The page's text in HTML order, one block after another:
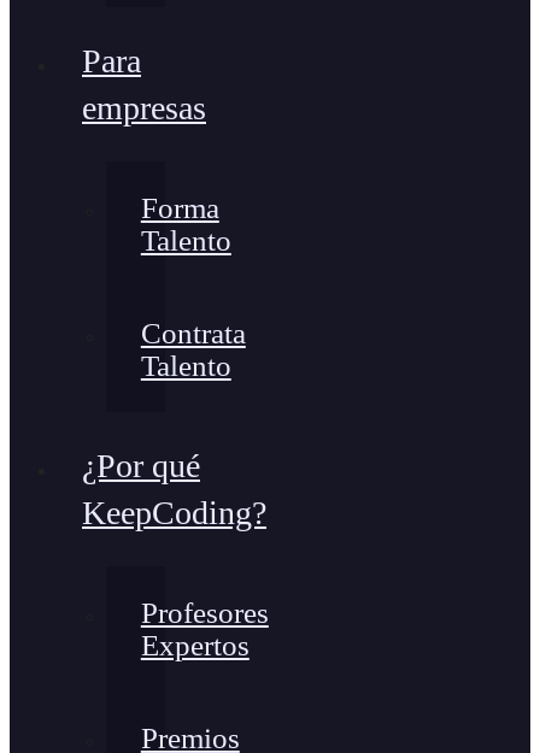
Para
empresas
Forma
Talento
Contrata
Talento
¿Por qué
KeepCoding?
Profesores
Expertos
Premios